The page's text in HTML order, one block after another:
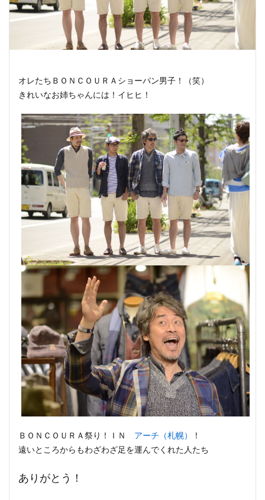
オレたちＢＯＮＣＯＵＲＡショーパン男子！（笑）
きれいなお姉ちゃんには！イヒヒ！
ＢＯＮＣＯＵＲＡ祭り！ＩＮ アーチ（札幌）
！
遠いところからもわざわざ足を運んでくれた人たち
ありがとう！